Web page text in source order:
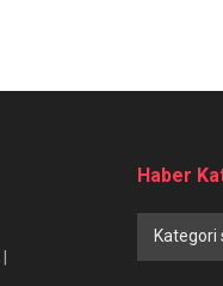
Haber
Haber
Kategorileri
Kategori